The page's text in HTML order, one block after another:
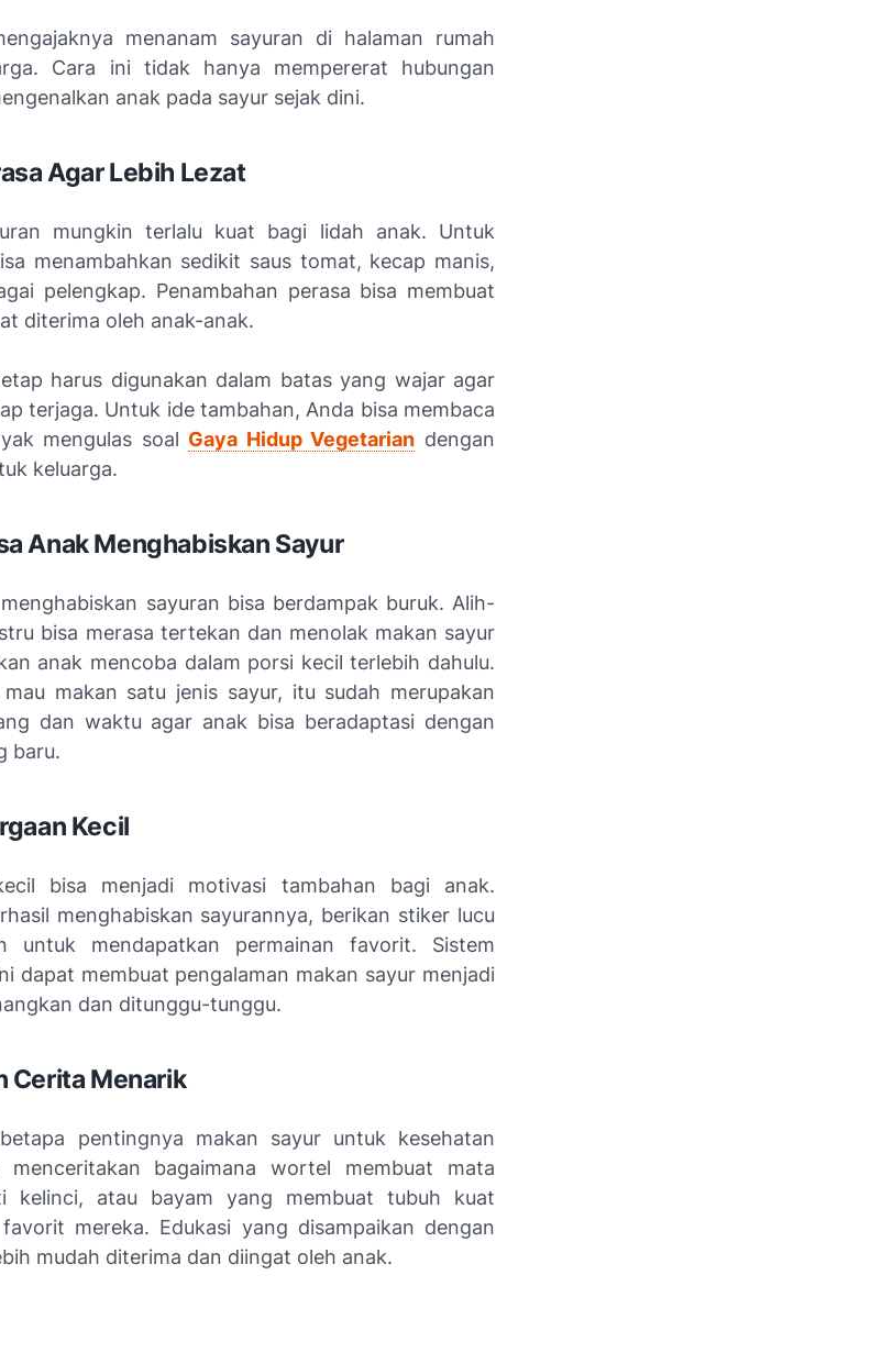
menanam sayuran di halaman rumah
Cara ini tidak hanya mempererat hubungan
anak pada sayur sejak dini.
Agar Lebih Lezat
mungkin terlalu kuat bagi lidah anak. Untuk
menambahkan sedikit saus tomat, kecap manis,
pelengkap. Penambahan perasa bisa membuat
diterima oleh anak-anak.
harus digunakan dalam batas yang wajar agar
terjaga. Untuk ide tambahan, Anda bisa membaca
mengulas soal Gaya Hidup Vegetarian dengan
keluarga.
Anak Menghabiskan Sayur
sayuran bisa berdampak buruk. Alih-
bisa merasa tertekan dan menolak makan sayur
anak mencoba dalam porsi kecil terlebih dahulu.
makan satu jenis sayur, itu sudah merupakan
dan waktu agar anak bisa beradaptasi dengan
baru.
Kecil
bisa menjadi motivasi tambahan bagi anak.
menghabiskan sayurannya, berikan stiker lucu
untuk mendapatkan permainan favorit. Sistem
dapat membuat pengalaman makan sayur menjadi
dan ditunggu-tunggu.
Cerita Menarik
pentingnya makan sayur untuk kesehatan
bagaimana wortel membuat mata
kelinci, atau bayam yang membuat tubuh kuat
mereka. Edukasi yang disampaikan dengan
mudah diterima dan diingat oleh anak.